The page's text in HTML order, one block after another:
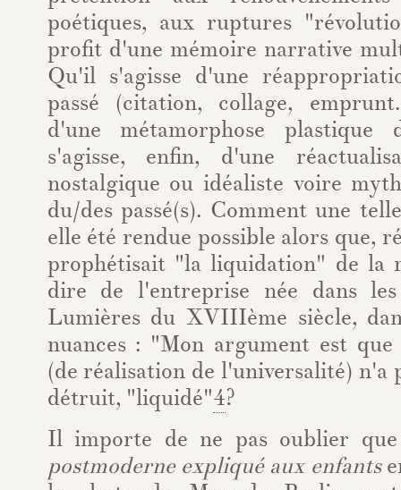
poétiques, aux ruptures
profit d'une mémoire narrative
Qu'il s'agisse d'une
passé (citation, collage,
d'une métamorphose
s'agisse, enfin, d'une
nostalgique ou idéaliste voire
du/des passé(s). Comment une
elle été rendue possible alors que,
prophétisait "la liquidation" de la
dire de l'entreprise née dans
Lumières du XVIIIème siècle,
nuances : "Mon argument est
(de réalisation de l'universalité) n'a
détruit, "liquidé"4?
Il importe de ne pas oublier
postmoderne expliqué aux enfants